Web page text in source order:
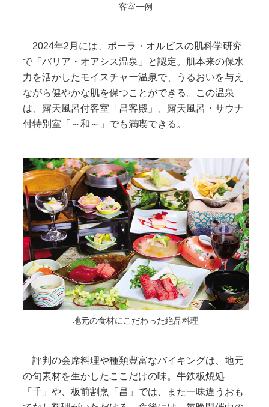
客室一例
2024年2月には、ポーラ・オルビスの肌科学研究
で「バリア・オアシス温泉」と認定。肌本来の保水
力を活かしたモイスチャー温泉で、うるおいを与え
ながら健やかな肌を保つことができる。この温泉
は、露天風呂付客室「昌客殿」、露天風呂・サウナ
付特別室「～和～」でも満喫できる。
地元の食材にこだわった絶品料理
評判の会席料理や種類豊富なバイキングは、地元
の旬素材を生かしたここだけの味。牛鉄板焼処
「千」や、板前割烹「昌」では、また一味違うおも